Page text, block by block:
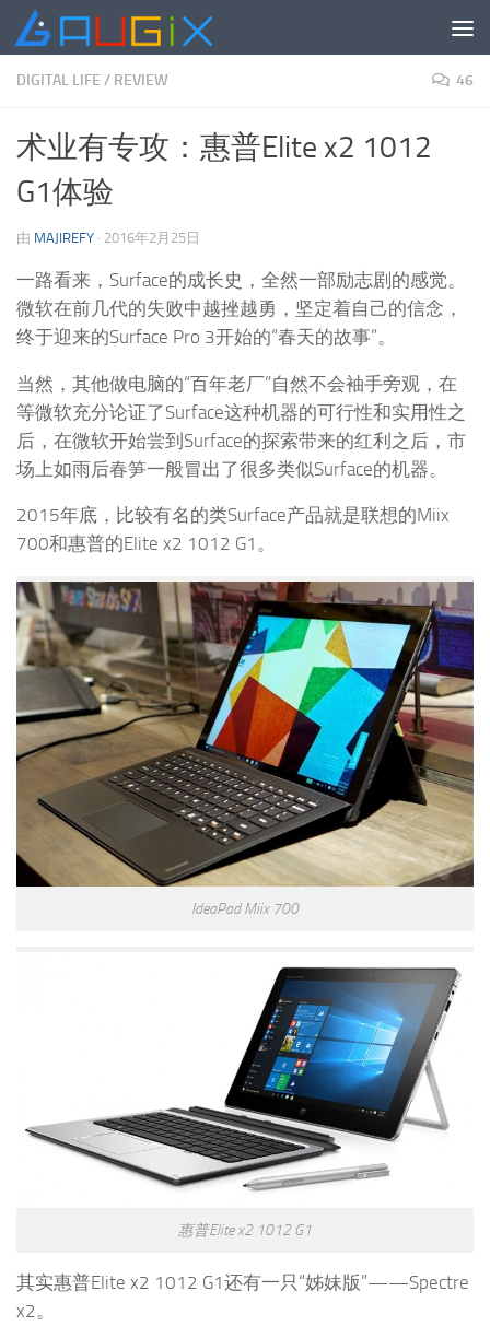
跳至内容
DIGITAL LIFE / REVIEW 46
术业有专攻：惠普Elite x2 1012
G1体验
由 MAJIREFY · 2016年2月25日
一路看来，Surface的成长史，全然一部励志剧的感觉。
微软在前几代的失败中越挫越勇，坚定着自己的信念，
终于迎来的Surface Pro 3开始的“春天的故事”。
当然，其他做电脑的“百年老厂”自然不会袖手旁观，在
等微软充分论证了Surface这种机器的可行性和实用性之
后，在微软开始尝到Surface的探索带来的红利之后，市
场上如雨后春笋一般冒出了很多类似Surface的机器。
2015年底，比较有名的类Surface产品就是联想的Miix
700和惠普的Elite x2 1012 G1。
IdeaPad Miix 700
惠普Elite x2 1012 G1
其实惠普Elite x2 1012 G1还有一只“姊妹版”——Spectre
x2。